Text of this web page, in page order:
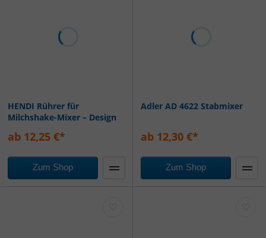
HENDI Rührer für
Milchshake-Mixer – Design
32x27x(H)50mm
ab 12,25 €*
Zum Shop
Adler AD 4622 Stabmixer
ab 12,30 €*
Zum Shop
♡ ♡